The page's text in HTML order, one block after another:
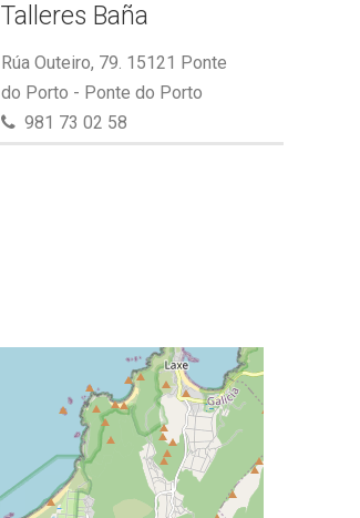
Talleres Baña
Rúa Outeiro, 79. 15121 Ponte
do Porto - Ponte do Porto
981 73 02 58